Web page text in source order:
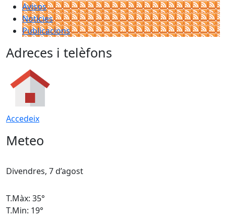
Avisos
Notícies
Publicacions
Adreces i telèfons
Accedeix
Meteo
Divendres, 7 d’agost
T.Màx: 35°
T.Min: 19°